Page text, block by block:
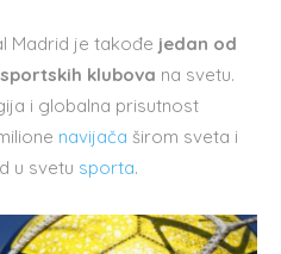
Madrid je takođe jedan od
klubova na svetu.
i globalna prisutnost
navijača širom sveta i
u svetu sporta.